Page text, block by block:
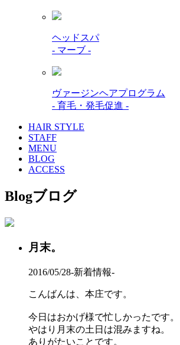
ヘッドスパ
- マーブ -
ヴァージンヘアプログラム
- 育毛・発毛促進 -
HAIR STYLE
STAFF
MENU
BLOG
ACCESS
Blogブログ
月末。
2016/05/28-新着情報-
こんばんは、本庄です。
今日はおかげ様で忙しかったです。
やはり月末の土日は混みますね。
ありがたいことです。